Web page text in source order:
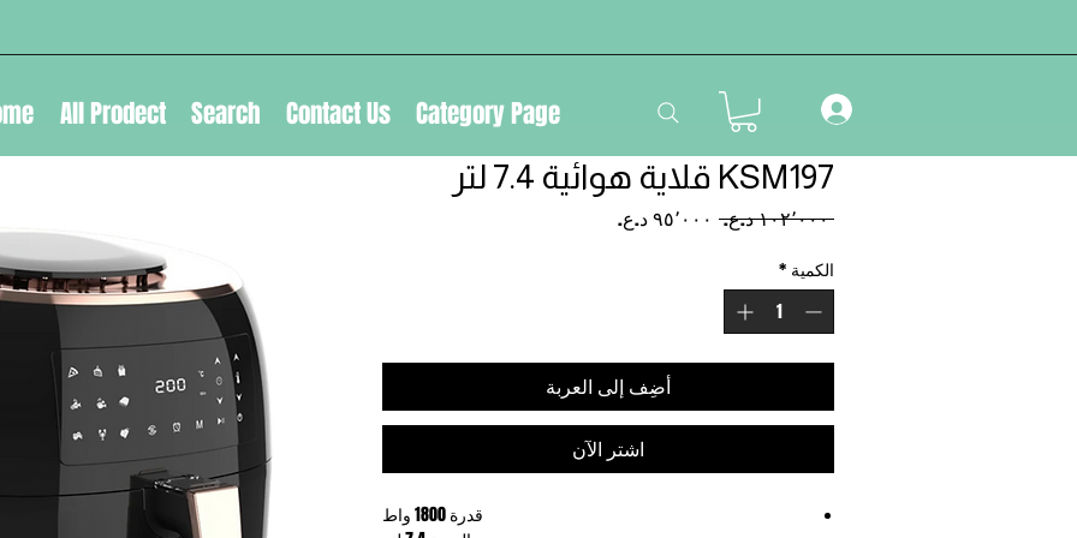
All Prodect Search Contact Us
Category Page
KSM197 قلاية هوائية 7.4 لتر
‏١٠٢٬٠٠٠ د.ع.‏
سعر
سعر
الكمية *
أضِف إلى العربة
اشترِ الآن
قدرة 1800 واط